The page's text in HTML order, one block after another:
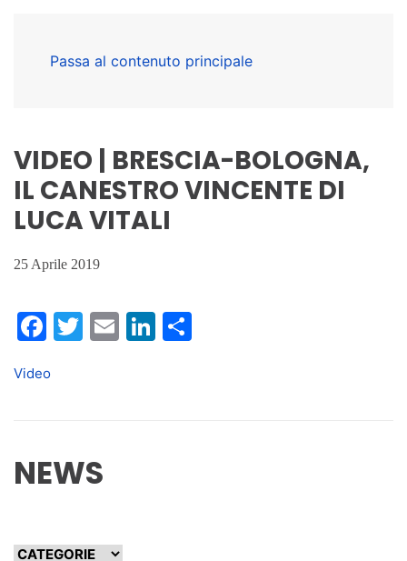
Passa al contenuto principale
VIDEO | BRESCIA-BOLOGNA,
IL CANESTRO VINCENTE DI
LUCA VITALI
25 Aprile 2019
Facebook
Twitter
EmailLinkedIn
Video
NEWS